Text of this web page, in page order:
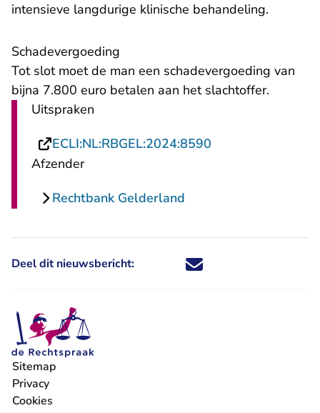
intensieve langdurige klinische behandeling.
Schadevergoeding
Tot slot moet de man een schadevergoeding van
bijna 7.800 euro betalen aan het slachtoffer.
Uitspraken
ECLI:NL:RBGEL:2024:8590
Afzender
Rechtbank Gelderland
Deel dit nieuwsbericht: Deel dit nieuwsbericht via X -
Deel dit nieuwsbericht via
Deel dit nieuwsbericht
Deel dit
Sitemap
Privacy
Cookies